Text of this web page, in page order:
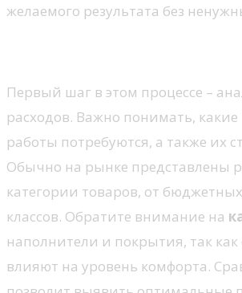
желаемого результата без
Первый шаг в этом процессе –
расходов. Важно понимать,
работы потребуются, а также их
Обычно на рынке представлены
категории товаров, от
классов. Обратите внимание на
наполнители и покрытия, так
влияют на уровень комфорта.